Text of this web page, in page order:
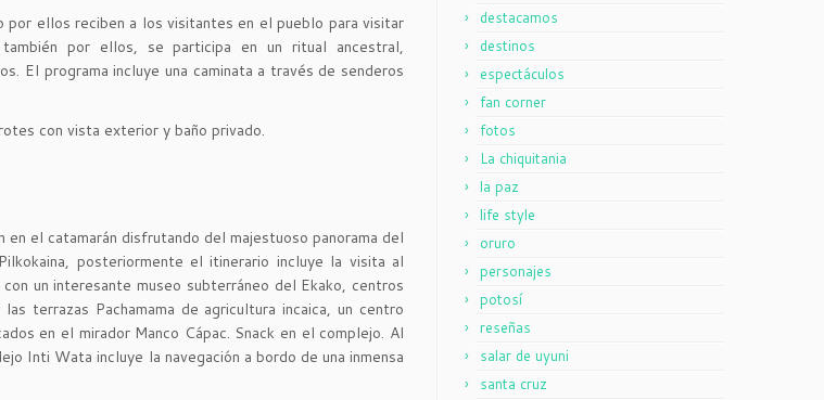
por ellos reciben a los visitantes en el pueblo para visitar
por ellos, se participa en un ritual ancestral,
El programa incluye una caminata a través de senderos
con vista exterior y baño privado.
el catamarán disfrutando del majestuoso panorama del
posteriormente el itinerario incluye la visita al
un interesante museo subterráneo del Ekako, centros
terrazas Pachamama de agricultura incaica, un centro
en el mirador Manco Cápac. Snack en el complejo. Al
Inti Wata incluye la navegación a bordo de una inmensa
destacamos
destinos
espectáculos
fan corner
fotos
La chiquitania
la paz
life style
oruro
personajes
potosí
reseñas
salar de uyuni
santa cruz